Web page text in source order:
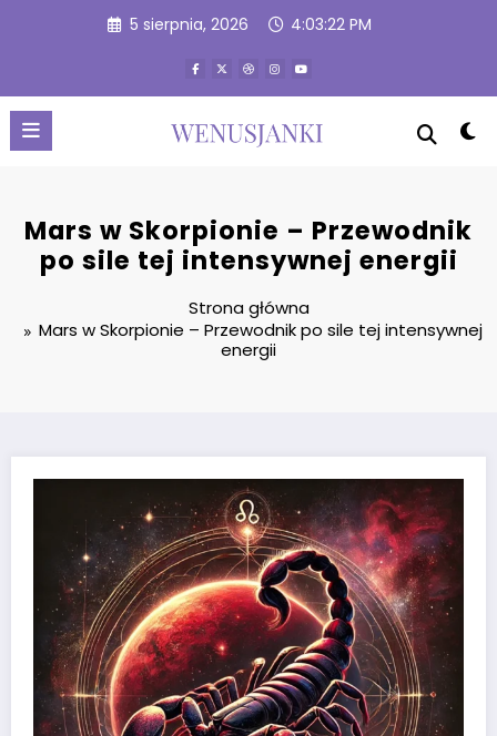
5 sierpnia, 2026 4:03:23 PM
Mars w Skorpionie – Przewodnik
po sile tej intensywnej energii
Strona główna
Mars w Skorpionie – Przewodnik po sile tej intensywnej
energii